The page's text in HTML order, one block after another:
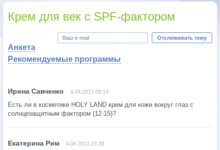
Крем для век с SPF-фактором
Отслеживать тему
Анкета
Рекомендуемые программы
4.04.2013 09:14
Есть ли в косметике HOLY LAND крем для кожи вокруг глаз с
солнцезащитным фактором (12-15)?
4.04.2013 23:38